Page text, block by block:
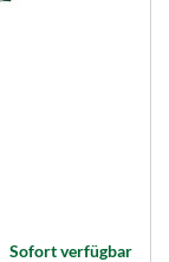
Sofort verfügbar